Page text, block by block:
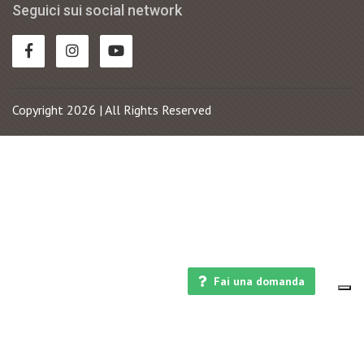
Seguici sui social network
Copyright 2026 | All Rights Reserved
Fai una domanda